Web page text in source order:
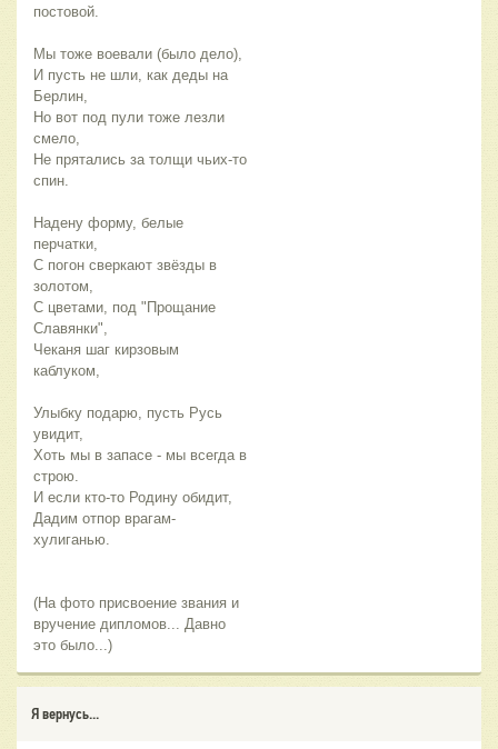
постовой.
Мы тоже воевали (было дело),
И пусть не шли, как деды на
Берлин,
Но вот под пули тоже лезли
смело,
Не прятались за толщи чьих-то
спин.
Надену форму, белые
перчатки,
С погон сверкают звёзды в
золотом,
С цветами, под "Прощание
Славянки",
Чеканя шаг кирзовым
каблуком,
Улыбку подарю, пусть Русь
увидит,
Хоть мы в запасе - мы всегда в
строю.
И если кто-то Родину обидит,
Дадим отпор врагам-
хулиганью.
(На фото присвоение звания и
вручение дипломов... Давно
это было...)
Я вернусь...